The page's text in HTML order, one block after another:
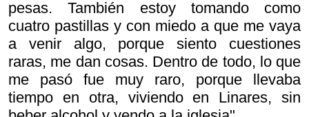
pesas. También estoy tomando como
cuatro pastillas y con miedo a que me vaya
a venir algo, porque siento cuestiones
raras, me dan cosas. Dentro de todo, lo que
me pasó fue muy raro, porque llevaba
tiempo en otra, viviendo en Linares, sin